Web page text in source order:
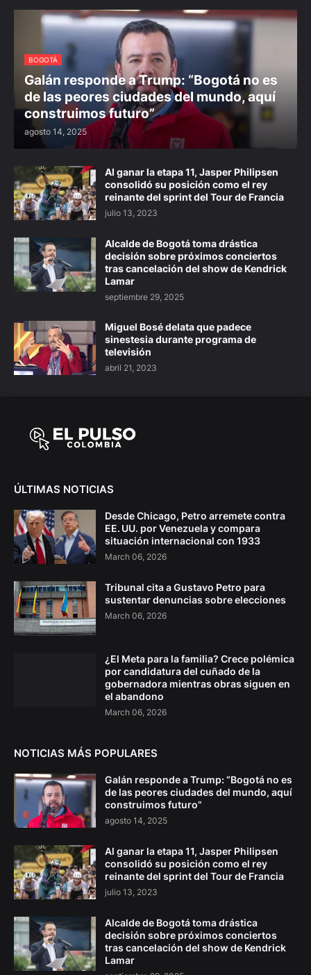
BOGOTÁ
Galán responde a Trump: “Bogotá no es
de las peores ciudades del mundo, aquí
construimos futuro”
agosto 14, 2025
Al ganar la etapa 11, Jasper Philipsen
consolidó su posición como el rey
reinante del sprint del Tour de Francia
julio 13, 2023
Alcalde de Bogotá toma drástica
decisión sobre próximos conciertos
tras cancelación del show de Kendrick
Lamar
septiembre 29, 2025
Miguel Bosé delata que padece
sinestesia durante programa de
televisión
abril 21, 2023
ÚLTIMAS NOTICIAS
Desde Chicago, Petro arremete contra
EE. UU. por Venezuela y compara
situación internacional con 1933
March 06, 2026
Tribunal cita a Gustavo Petro para
sustentar denuncias sobre elecciones
March 06, 2026
¿El Meta para la familia? Crece polémica
por candidatura del cuñado de la
gobernadora mientras obras siguen en
el abandono
March 06, 2026
NOTICIAS MÁS POPULARES
Galán responde a Trump: “Bogotá no es
de las peores ciudades del mundo, aquí
construimos futuro”
agosto 14, 2025
Al ganar la etapa 11, Jasper Philipsen
consolidó su posición como el rey
reinante del sprint del Tour de Francia
julio 13, 2023
Alcalde de Bogotá toma drástica
decisión sobre próximos conciertos
tras cancelación del show de Kendrick
Lamar